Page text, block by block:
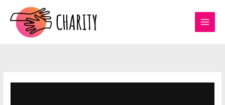
content